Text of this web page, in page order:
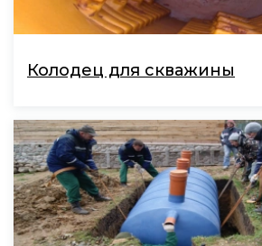
Колодец для скважины